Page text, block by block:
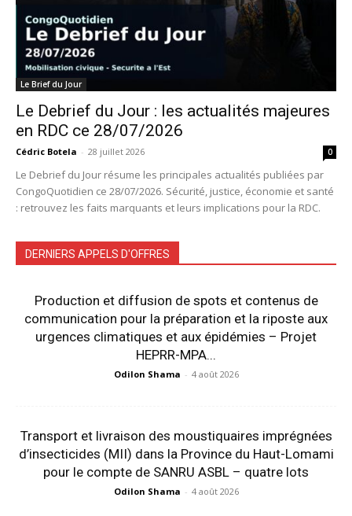
Le Brief du Jour
Le Debrief du Jour : les actualités majeures
en RDC ce 28/07/2026
Cédric Botela - 28 juillet 2026 0
Le Debrief du Jour résume les principales actualités publiées par
CongoQuotidien ce 28/07/2026. Sécurité, justice, économie et santé
: retrouvez les faits marquants et leurs implications pour la RDC.
DERNIERS APPELS D'OFFRES
Production et diffusion de spots et contenus de
communication pour la préparation et la riposte aux
urgences climatiques et aux épidémies – Projet
HEPRR-MPA...
Odilon Shama - 4 août 2026
Transport et livraison des moustiquaires imprégnées
d’insecticides (MII) dans la Province du Haut-Lomami
pour le compte de SANRU ASBL – quatre lots
Odilon Shama - 4 août 2026